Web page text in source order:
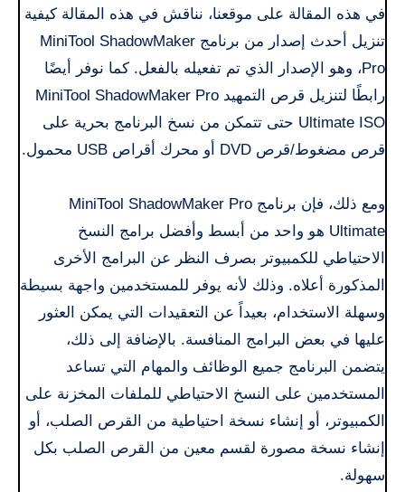
في هذه المقالة على موقعنا، نناقش في هذه المقالة كيفية
تنزيل أحدث إصدار من برنامج MiniTool ShadowMaker
Pro، وهو الإصدار الذي تم تفعيله بالفعل. كما نوفر أيضًا
رابطًا لتنزيل قرص التمهيد MiniTool ShadowMaker Pro
Ultimate ISO حتى تتمكن من نسخ البرنامج بحرية على
قرص مضغوط/قرص DVD أو محرك أقراص USB محمول.
ومع ذلك، فإن برنامج MiniTool ShadowMaker Pro
Ultimate هو واحد من أبسط وأفضل برامج النسخ
الاحتياطي للكمبيوتر بصرف النظر عن البرامج الأخرى
المذكورة أعلاه. وذلك لأنه يوفر للمستخدمين واجهة بسيطة
وسهلة الاستخدام، بعيداً عن التعقيدات التي يمكن العثور
عليها في بعض البرامج المنافسة. بالإضافة إلى ذلك،
يتضمن البرنامج جميع الوظائف والمهام التي تساعد
المستخدمين على النسخ الاحتياطي للملفات المخزنة على
الكمبيوتر، أو إنشاء نسخة احتياطية من القرص الصلب، أو
إنشاء نسخة مصورة لقسم معين من القرص الصلب بكل
سهولة.